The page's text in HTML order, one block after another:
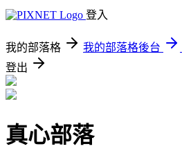
登入
我的部落格 我的部落格後台
登出
真心部落